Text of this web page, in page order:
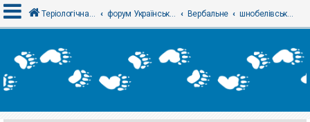
х
і
Теріологічна школа форум Українського теріологічного товариства Вербальне шнобелівські дослідження